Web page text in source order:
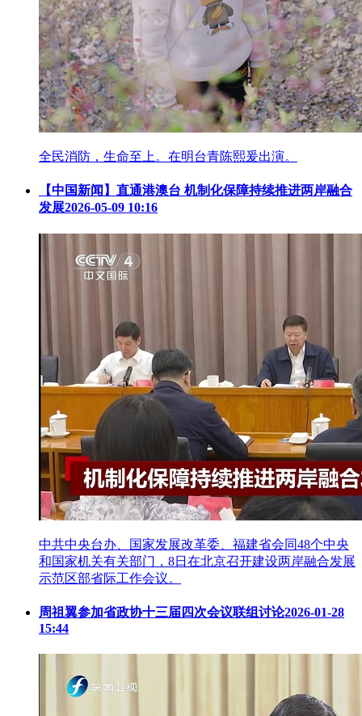
全民消防，生命至上。在明台青陈熙爰出演。
【中国新闻】直通港澳台 机制化保障持续推进两岸融合
发展2026-05-09 10:16
中共中央台办、国家发展改革委、福建省会同48个中央
和国家机关有关部门，8日在北京召开建设两岸融合发展
示范区部省际工作会议。
周祖翼参加省政协十三届四次会议联组讨论2026-01-28
15:44